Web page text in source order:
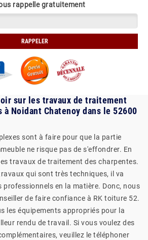
rappelle gratuitement
sur les travaux de traitement
à Noidant Chatenoy dans le 52600
sont à faire pour que la partie
ne risque pas de s'effondrer. En
travaux de traitement des charpentes.
qui sont très techniques, il va
professionnels en la matière. Donc, nous
de faire confiance à RK toiture 52.
les équipements appropriés pour la
rendu de travail. Si vous voulez des
veuillez le téléphoner